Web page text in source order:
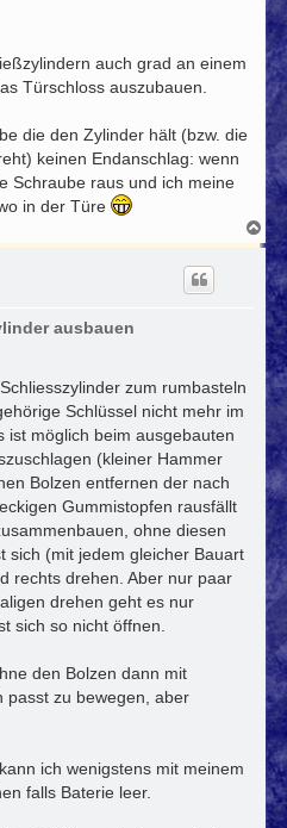
auch grad an einem
Türschloss auszubauen.
die den Zylinder hält (bzw. die
keinen Endanschlag: wenn
Schraube raus und ich meine
in der Türe
N
a
c
h
o
b
e
n
ausbauen
zum rumbasteln
Schlüssel nicht mehr im
ist möglich beim ausgebauten
(kleiner Hammer
Bolzen entfernen der nach
Gummistopfen rausfällt
ohne diesen
sich (mit jedem gleicher Bauart
rechts drehen. Aber nur paar
drehen geht es nur
sich so nicht öffnen.
den Bolzen dann mit
passt zu bewegen, aber
ich wenigstens mit meinem
falls Baterie leer.